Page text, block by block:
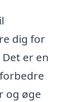
dig for
er en
og øge